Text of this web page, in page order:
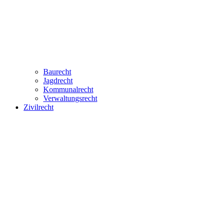
Baurecht
Jagdrecht
Kommunalrecht
Verwaltungsrecht
Zivilrecht